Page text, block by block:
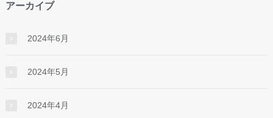
アーカイブ
2024年6月
2024年5月
2024年4月